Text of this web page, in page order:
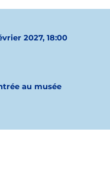
2027, 18:00
au musée